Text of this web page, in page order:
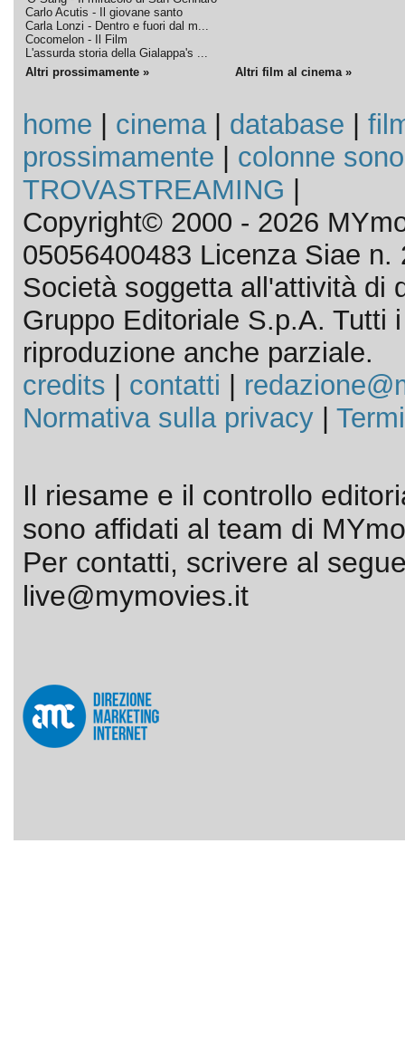
Carlo Acutis - Il giovane santo
Carla Lonzi - Dentro e fuori dal m...
Cocomelon - Il Film
L'assurda storia della Gialappa's ...
Altri prossimamente »
Altri film al cinema »
home cinema| database
prossimamente
colonne
TROVASTREAMING
Copyright© 2000 - 2026
05056400483 Licenza Siae n.
Società soggetta all'attività di
Gruppo Editoriale S.p.A. Tutti
riproduzione anche parziale.
credits
contatti
Normativa sulla privacy|
Il riesame e il controllo
sono affidati al team di
Per contatti, scrivere al
live@mymovies.it